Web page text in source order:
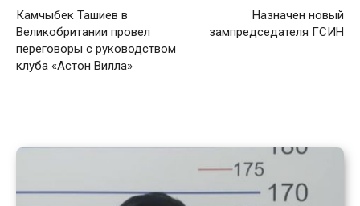
Камчыбек Ташиев в
Великобритании провел
переговоры с руководством
клуба «Астон Вилла»
Назначен новый
зампредседателя ГСИН